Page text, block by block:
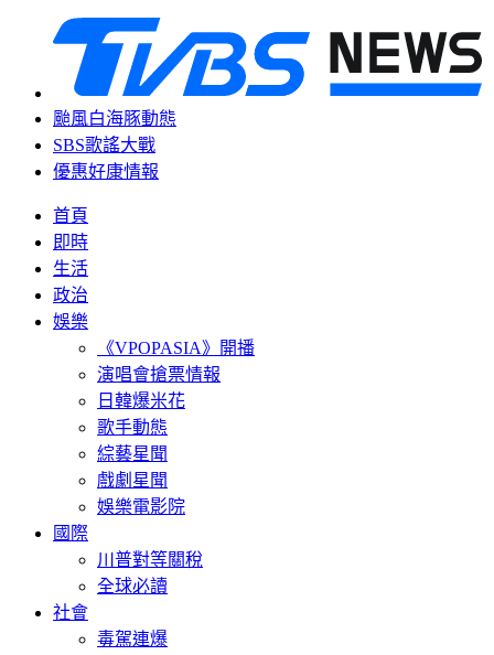
颱風白海豚動態
SBS歌謠大戰
優惠好康情報
首頁
即時
生活
政治
娛樂
《VPOPASIA》開播
演唱會搶票情報
日韓爆米花
歌手動態
綜藝星聞
戲劇星聞
娛樂電影院
國際
川普對等關稅
全球必讀
社會
毒駕連爆